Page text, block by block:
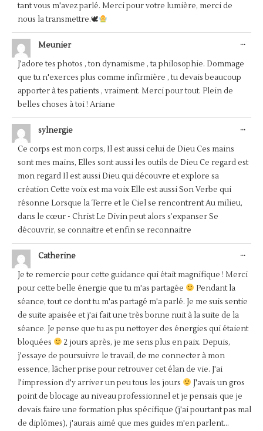
tant vous m'avez parlé. Merci pour votre lumière, merci de
nous la transmettre.🕊
Meunier
J'adore tes photos , ton dynamisme , ta philosophie. Dommage
que tu n'exerces plus comme infirmière , tu devais beaucoup
apporter à tes patients , vraiment. Merci pour tout. Plein de
belles choses à toi ! Ariane
...
sylnergie
Ce corps est mon corps, Il est aussi celui de Dieu Ces mains
sont mes mains, Elles sont aussi les outils de Dieu Ce regard est
mon regard Il est aussi Dieu qui découvre et explore sa
création Cette voix est ma voix Elle est aussi Son Verbe qui
résonne Lorsque la Terre et le Ciel se rencontrent Au milieu,
dans le cœur - Christ Le Divin peut alors s’expanser Se
découvrir, se connaitre et enfin se reconnaitre
...
Catherine
Je te remercie pour cette guidance qui était magnifique ! Merci
pour cette belle énergie que tu m'as partagée
Pendant la
séance, tout ce dont tu m'as partagé m'a parlé. Je me suis sentie
de suite apaisée et j'ai fait une très bonne nuit à la suite de la
séance. Je pense que tu as pu nettoyer des énergies qui étaient
bloquées
2 jours après, je me sens plus en paix. Depuis,
j'essaye de poursuivre le travail, de me connecter à mon
essence, lâcher prise pour retrouver cet élan de vie. J'ai
l'impression d'y arriver un peu tous les jours
J'avais un gros
point de blocage au niveau professionnel et je pensais que je
devais faire une formation plus spécifique (j'ai pourtant pas mal
de diplômes), j'aurais aimé que mes guides m'en parlent...
...